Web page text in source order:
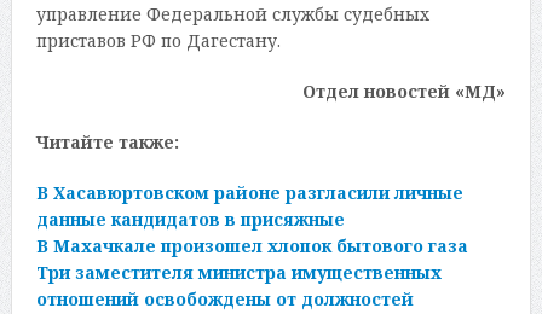
управление Федеральной службы судебных
приставов РФ по Дагестану.
Отдел новостей «МД»
Читайте также:
В Хасавюртовском районе разгласили личные
данные кандидатов в присяжные
В Махачкале произошел хлопок бытового газа
Три заместителя министра имущественных
отношений освобождены от должностей